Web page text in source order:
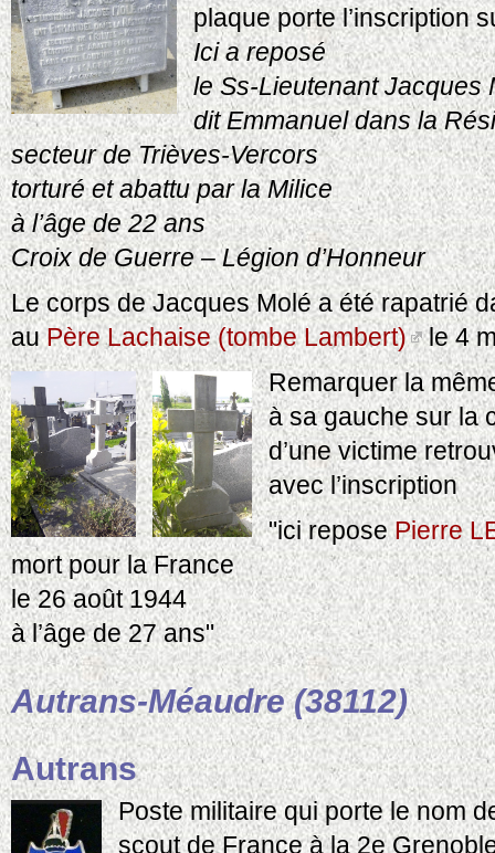
plaque porte l’inscription
Ici a reposé
le Ss-Lieutenant Jacques
dit Emmanuel dans la
secteur de Trièves-Vercors
torturé et abattu par la Milice
à l’âge de 22 ans
Croix de Guerre – Légion d’Honneur
Le corps de Jacques Molé a été rapatrié
auPère Lachaise (tombe Lambert) le 4
Remarquer la
à sa gauche sur la
d’une victime
avec l’inscription
"ici reposePierre
mort pour la France
le 26 août 1944
à l’âge de 27 ans"
Autrans-Méaudre (38112)
Autrans
Poste militaire qui porte le nom
scout de France à la 2e